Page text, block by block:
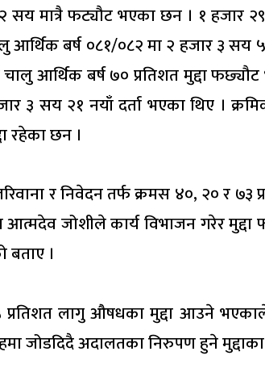
सय मात्रै फट्यौट भएका छन । १ हजार
आर्थिक बर्ष ०८१/०८२ मा २ हजार ३ सय
आर्थिक बर्ष ७० प्रतिशत मुद्दा
३ सय २१ नयाँ दर्ता भएका थिए ।
रहेका छन ।
र निवेदन तर्फ क्रमस ४०, २० र ७३
जोशीले कार्य विभाजन गरेर मुद्दा
बताए ।
प्रतिशत लागु औषधका मुद्दा आउने
जोडदिदै अदालतका निरुपण हुने